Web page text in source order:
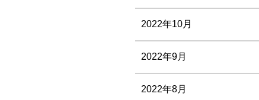
2022年10月
2022年9月
2022年8月